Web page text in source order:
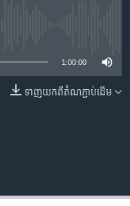
1:00:00
ទាញ​យក​ពី​តំណភ្ជាប់​ដើម